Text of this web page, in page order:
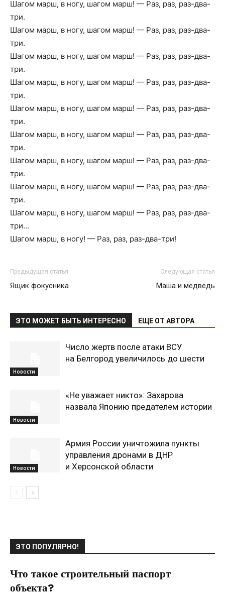
Шагом марш, в ногу, шагом марш! — Раз, раз, раз-два-
три.
Шагом марш, в ногу, шагом марш! — Раз, раз, раз-два-
три.
Шагом марш, в ногу, шагом марш! — Раз, раз, раз-два-
три.
Шагом марш, в ногу, шагом марш! — Раз, раз, раз-два-
три.
Шагом марш, в ногу, шагом марш! — Раз, раз, раз-два-
три.
Шагом марш, в ногу, шагом марш! — Раз, раз, раз-два-
три.
Шагом марш, в ногу, шагом марш! — Раз, раз, раз-два-
три.
Шагом марш, в ногу, шагом марш! — Раз, раз, раз-два-
три.
Шагом марш, в ногу, шагом марш! — Раз, раз, раз-два-
три…
Шагом марш, в ногу! — Раз, раз, раз-два-три!
Предыдущая статья
Ящик фокусника
Следующая статья
Маша и медведь
ЭТО МОЖЕТ БЫТЬ ИНТЕРЕСНО ЕЩЕ ОТ АВТОРА
Новости
Число жертв после атаки ВСУ
на Белгород увеличилось до шести
Новости
«Не уважает никто»: Захарова
назвала Японию предателем истории
Новости
Армия России уничтожила пункты
управления дронами в ДНР
и Херсонской области
ЭТО ПОПУЛЯРНО!
Что такое строительный паспорт
объекта?
04.06.2021